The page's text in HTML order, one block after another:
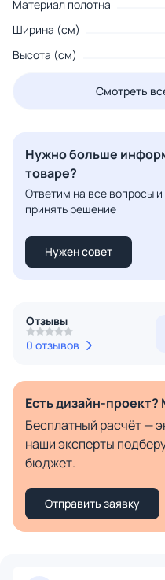
Материал полотна
Ширина (см)
Высота (см)
Смотреть
Нужно больше
товаре?
Ответим на все вопросы
принять решение
Нужен совет
Отзывы
0 отзывов
Есть дизайн-
Бесплатный расчёт —
наши эксперты
бюджет.
Отправить заявку